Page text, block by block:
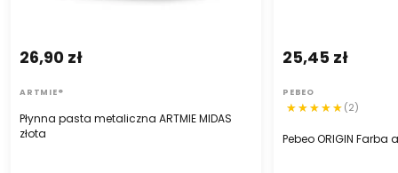
Płynna pasta metaliczna ARTMIE MIDAS
złota
26,90 zł
ARTMIE®
Pebeo ORIGIN Farba
25,45 zł
PEBEO
(2)